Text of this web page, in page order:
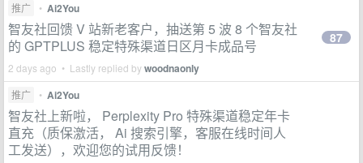
推广
• Ai2You
智友社回馈 V 站新老客户，抽送第 5 波 8 个智友社
的 GPTPLUS 稳定特殊渠道日区月卡成品号
2 days ago • Lastly replied bywoodnaonly
87
推广 • Ai2You
智友社上新啦， Perplexity Pro 特殊渠道稳定年卡
直充（质保激活， Ai 搜索引擎，客服在线时间人
工发送），欢迎您的试用反馈！